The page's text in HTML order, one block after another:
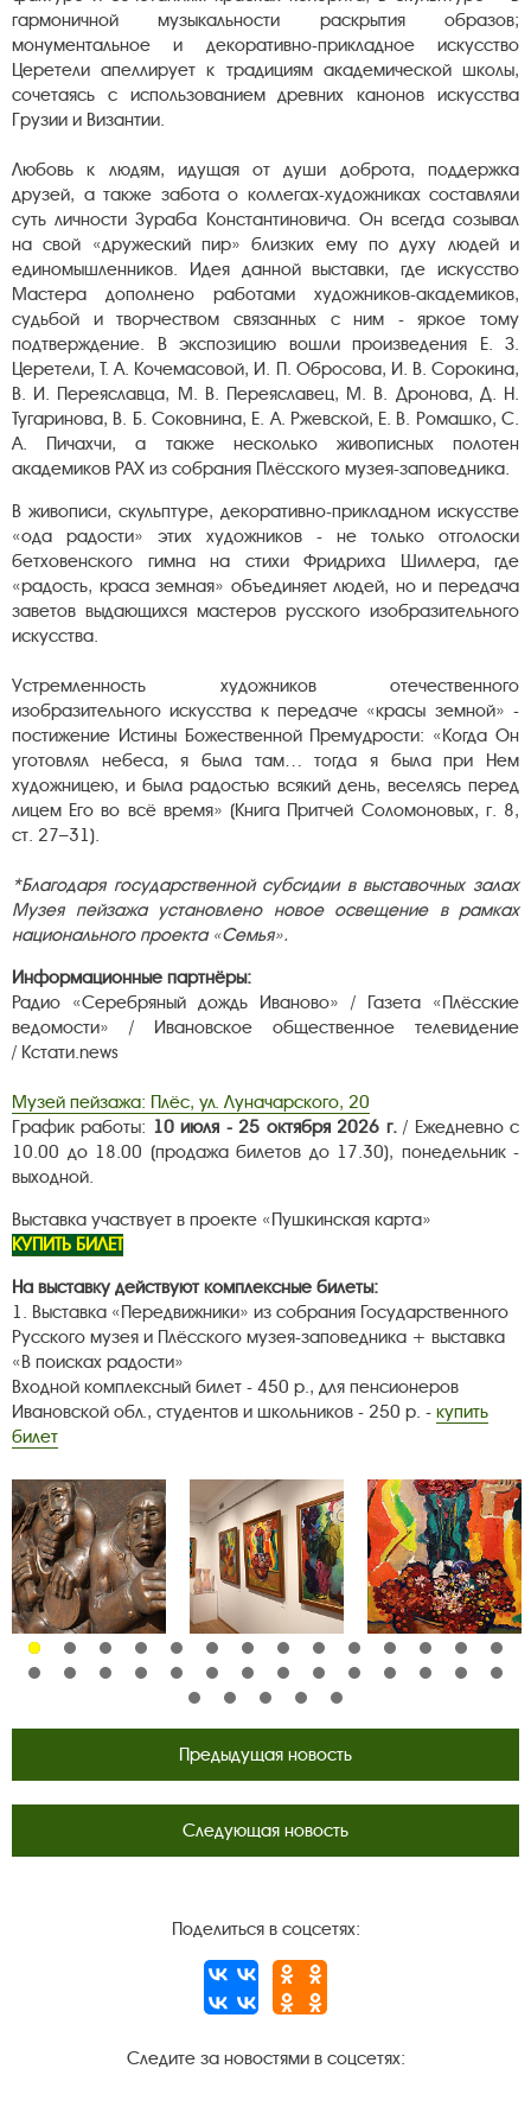
гармоничной музыкальности раскрытия образов;
монументальное и декоративно-прикладное искусство
Церетели апеллирует к традициям академической школы,
сочетаясь с использованием древних канонов искусства
Грузии и Византии.
Любовь к людям, идущая от души доброта, поддержка
друзей, а также забота о коллегах-художниках составляли
суть личности Зураба Константиновича. Он всегда созывал
на свой «дружеский пир» близких ему по духу людей и
единомышленников. Идея данной выставки, где искусство
Мастера дополнено работами художников-академиков,
судьбой и творчеством связанных с ним - яркое тому
подтверждение. В экспозицию вошли произведения Е. З.
Церетели, Т. А. Кочемасовой, И. П. Обросова, И. В. Сорокина,
В. И. Переяславца, М. В. Переяславец, М. В. Дронова, Д. Н.
Тугаринова, В. Б. Соковнина, Е. А. Ржевской, Е. В. Ромашко, С.
А. Пичахчи, а также несколько живописных полотен
академиков РАХ из собрания Плёсского музея-заповедника.
В живописи, скульптуре, декоративно-прикладном искусстве
«ода радости» этих художников - не только отголоски
бетховенского гимна на стихи Фридриха Шиллера, где
«радость, краса земная» объединяет людей, но и передача
заветов выдающихся мастеров русского изобразительного
искусства.
Устремленность художников отечественного
изобразительного искусства к передаче «красы земной» -
постижение Истины Божественной Премудрости: «Когда Он
уготовлял небеса, я была там… тогда я была при Нем
художницею, и была радостью всякий день, веселясь перед
лицем Его во всё время» (Книга Притчей Соломоновых, г. 8,
ст. 27–31).
*Благодаря государственной субсидии в выставочных залах
Музея пейзажа установлено новое освещение в рамках
национального проекта «Семья».
Информационные партнёры:
Радио «Серебряный дождь Иваново» / Газета «Плёсские
ведомости» / Ивановское общественное телевидение
/ Кстати.news
Музей пейзажа: Плёс, ул. Луначарского, 20
График работы: 10 июля - 25 октября 2026 г./ Ежедневно с
10.00 до 18.00 (продажа билетов до 17.30), понедельник -
выходной.
Выставка участвует в проекте «Пушкинская карта»
КУПИТЬ БИЛЕТ
На выставку действуют комплексные билеты:
1. Выставка «Передвижники» из собрания Государственного
Русского музея и Плёсского музея-заповедника + выставка
«В поисках радости»
Входной комплексный билет - 450 р., для пенсионеров
Ивановской обл., студентов и школьников - 250 р. - купить
билет
Предыдущая новость
Следующая новость
Поделиться в соцсетях:
Следите за новостями в соцсетях: